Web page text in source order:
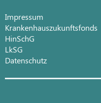
Impressum
Krankenhauszukunftsfonds
HinSchG
LkSG
Datenschutz